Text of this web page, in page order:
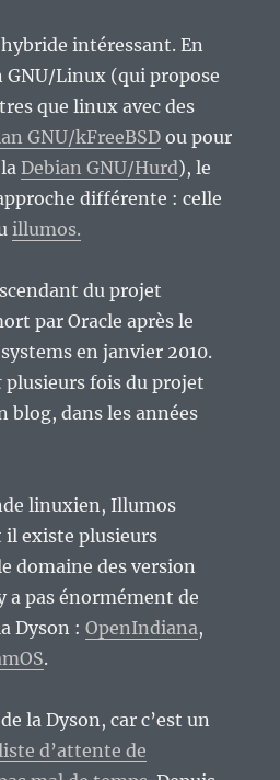
intéressant. En
GNU/Linux (qui propose
que linux avec des
GNU/kFreeBSD ou pour
laDebian GNU/Hurd), le
différente : celle
illumos.
du projet
par Oracle après le
en janvier 2010.
plusieurs fois du projet
blog, dans les années
linuxien, Illumos
il existe plusieurs
domaine des version
a pas énormément de
Dyson :OpenIndiana,
.
la Dyson, car c’est un
d’attente de